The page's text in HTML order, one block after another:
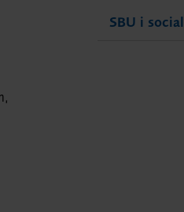
SBU i